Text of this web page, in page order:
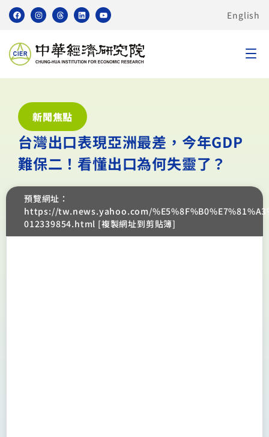
English
新聞焦點
台灣出口表現亞洲最差，今年GDP
難保二！看懂出口為何失靈了？
預覽網址：
https://tw.news.yahoo.com/
012339854.html [複製網址到剪貼簿]